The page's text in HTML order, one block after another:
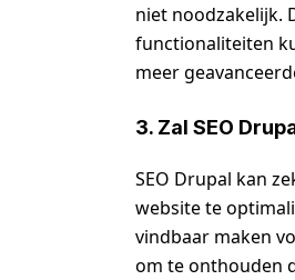
niet noodzakelijk.
functionaliteiten
meer
3. Zal SEO
SEO Drupal kan
website te
vindbaar maken
om te onthouden